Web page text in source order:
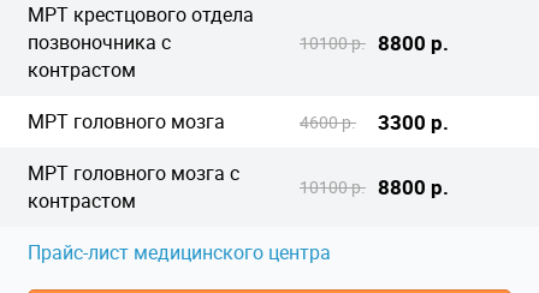
МРТ крестцового отдела
позвоночника с
контрастом
10100 р. 8800 р.
МРТ головного мозга 4600 р. 3300 р.
МРТ головного мозга с
контрастом
10100 р. 8800 р.
Прайс-лист медицинского центра